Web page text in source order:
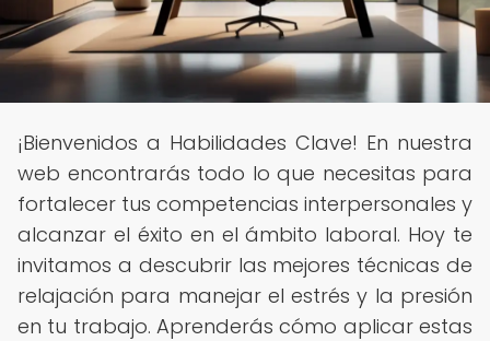
¡Bienvenidos a Habilidades Clave! En nuestra
web encontrarás todo lo que necesitas para
fortalecer tus competencias interpersonales y
alcanzar el éxito en el ámbito laboral. Hoy te
invitamos a descubrir las mejores técnicas de
relajación para manejar el estrés y la presión
en tu trabajo. Aprenderás cómo aplicar estas